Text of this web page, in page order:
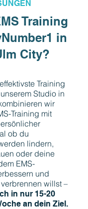
Training
in
City?
Training
Studio in
wir
Training mit
ob du
lindern,
oder deine
EMS-
und
willst –
in nur 15-20
an dein Ziel.